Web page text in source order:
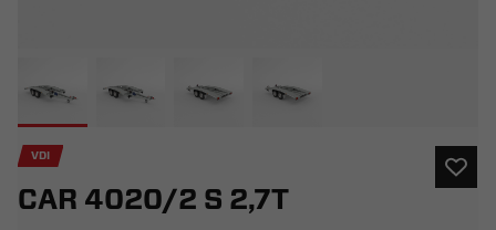
VDI
CAR 4020/2 S 2,7T